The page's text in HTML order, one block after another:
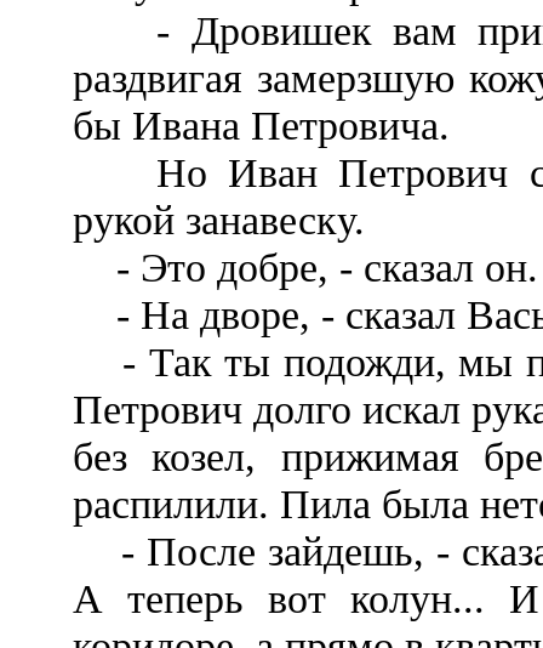
- Дровишек вам
раздвигая замерзшую
бы Ивана Петровича.
Но Иван Петрович
рукой занавеску.
- Это добре, - сказал
- На дворе, - сказал
- Так ты подожди, мы
Петрович долго искал
без козел, прижимая
распилили. Пила была
- После зайдешь, -
А теперь вот колун...